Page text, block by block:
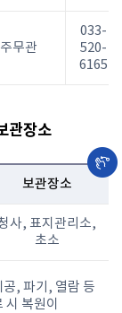
주무관
033-
520-
6165
관장소
보관장소
사, 표지관리소,
초소
, 파기, 열람 등
복원이